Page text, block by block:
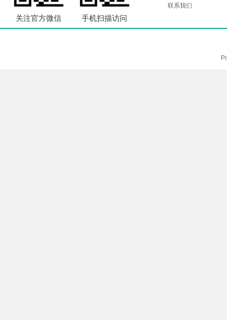
关注官方微信 手机扫描访问
联系我们